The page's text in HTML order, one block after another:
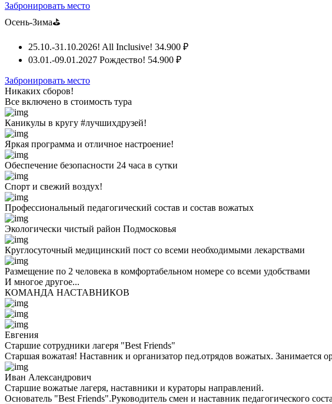
Забронировать место
Осень-Зима⛳
25.10.-31.10.2026! All Inclusive! 34.900 ₽
03.01.-09.01.2027 Рождество! 54.900 ₽
Забронировать место
Никаких сборов!
Все включено в стоимость тура
Каникулы в кругу #лучшихдрузей!
Яркая программа и отличное настроение!
Обеспечение безопасности 24 часа в сутки
Спорт и свежий воздух!
Профессиональный педагогический состав и состав вожатых
Экологически чистый район Подмосковья
Круглосуточный медицинский пост со всеми необходимыми лекарствами
Размещение по 2 человека в комфортабельном номере со всеми удобствами
И многое другое...
КОМАНДА НАСТАВНИКОВ
Евгения
Старшие сотрудники лагеря "Best Friends"
Старшая вожатая! Наставник и организатор пед.отрядов вожатых. Занимается
Иван Александрович
Старшие вожатые лагеря, наставники и кураторы направлений.
Основатель "Best Friends".Руководитель смен и наставник педагогического